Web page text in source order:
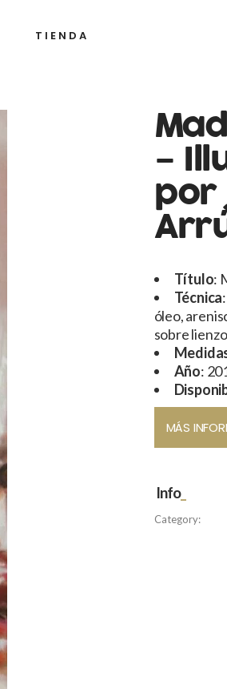
TIENDA
–
por
Título:
Técnica
óleo,
sobre lienzo
Año:
MÁS
Info
Category: